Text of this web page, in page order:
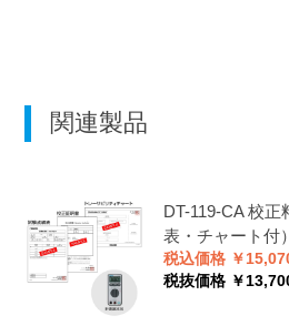
関連製品
DT-119-CA 校正
表・チャート付）
税込価格 ￥
税抜価格 ￥